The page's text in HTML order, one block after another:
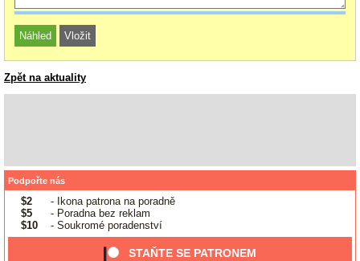
Zpět na aktuality
Podpořte nás
$2
- Ikona patrona na poradně
$5
- Poradna bez reklam
$10
- Soukromé poradenství
STAŇTE SE PATRONEM